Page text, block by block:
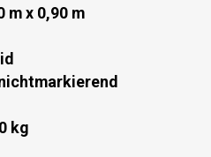
m x 0,90 m
kg